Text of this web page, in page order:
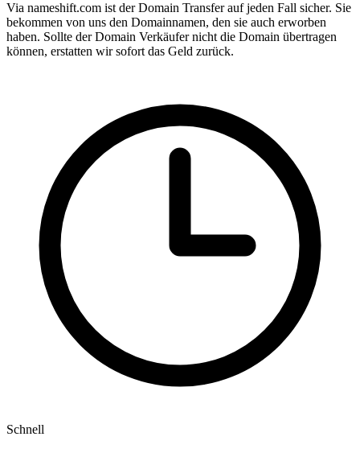
Via nameshift.com ist der Domain Transfer auf jeden Fall sicher. Sie
bekommen von uns den Domainnamen, den sie auch erworben
haben. Sollte der Domain Verkäufer nicht die Domain übertragen
können, erstatten wir sofort das Geld zurück.
Schnell